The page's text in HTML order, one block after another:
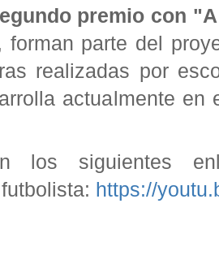
premio con
parte del
realizadas por
actualmente en
los siguientes
https://